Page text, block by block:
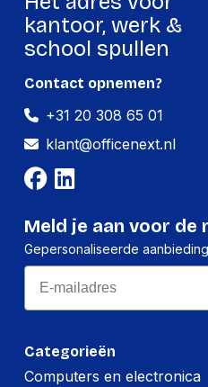
kantoor, werk &
school spullen
Categorieën
Computers en electronica
Contact opnemen?
+31 20 308 65 01
klant@officenext.nl
Meld je aan voor de
Gepersonaliseerde
Email